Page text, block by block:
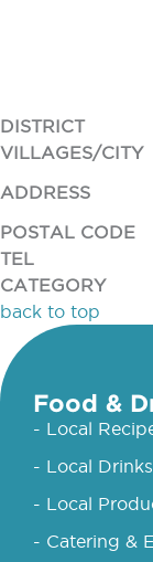
DISTRICT
VILLAGES/CITY
ADDRESS
POSTAL CODE
TEL
CATEGORY
back to top
Food &
- Local
- Local Drinks
- Local
- Catering &